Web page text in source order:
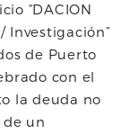
“DACION
Investigación”
de Puerto
con el
la deuda no
de un